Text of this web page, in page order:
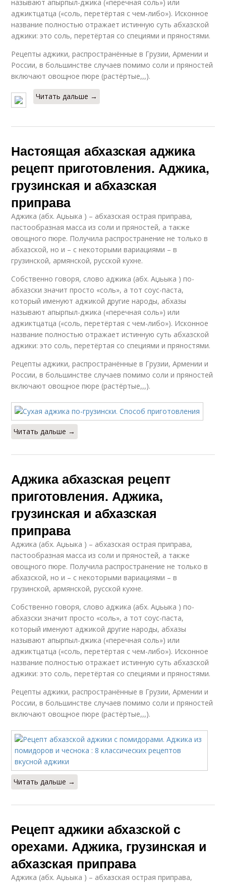
называют апырпыл-джика («перечная соль») или
аджиктцатца («соль, перетёртая с чем-либо»). Исконное
название полностью отражает истинную суть абхазской
аджики: это соль, перетёртая со специями и пряностями.
Рецепты аджики, распространённые в Грузии, Армении и
России, в большинстве случаев помимо соли и пряностей
включают овощное пюре (растёртые,,,).
Читать дальше →
Настоящая абхазская аджика
рецепт приготовления. Аджика,
грузинская и абхазская
приправа
Аджика (абх. Аџьыка ) – абхазская острая приправа,
пастообразная масса из соли и пряностей, а также
овощного пюре. Получила распространение не только в
абхазской, но и – с некоторыми вариациями – в
грузинской, армянской, русской кухне.
Собственно говоря, слово аджика (абх. Аџьыка ) по-
абхазски значит просто «соль», а тот соус-паста,
который именуют аджикой другие народы, абхазы
называют апырпыл-джика («перечная соль») или
аджиктцатца («соль, перетёртая с чем-либо»). Исконное
название полностью отражает истинную суть абхазской
аджики: это соль, перетёртая со специями и пряностями.
Рецепты аджики, распространённые в Грузии, Армении и
России, в большинстве случаев помимо соли и пряностей
включают овощное пюре (растёртые,,,).
Читать дальше →
Аджика абхазская рецепт
приготовления. Аджика,
грузинская и абхазская
приправа
Аджика (абх. Аџьыка ) – абхазская острая приправа,
пастообразная масса из соли и пряностей, а также
овощного пюре. Получила распространение не только в
абхазской, но и – с некоторыми вариациями – в
грузинской, армянской, русской кухне.
Собственно говоря, слово аджика (абх. Аџьыка ) по-
абхазски значит просто «соль», а тот соус-паста,
который именуют аджикой другие народы, абхазы
называют апырпыл-джика («перечная соль») или
аджиктцатца («соль, перетёртая с чем-либо»). Исконное
название полностью отражает истинную суть абхазской
аджики: это соль, перетёртая со специями и пряностями.
Рецепты аджики, распространённые в Грузии, Армении и
России, в большинстве случаев помимо соли и пряностей
включают овощное пюре (растёртые,,,).
Читать дальше →
Рецепт аджики абхазской с
орехами. Аджика, грузинская и
абхазская приправа
Аджика (абх. Аџьыка ) – абхазская острая приправа,